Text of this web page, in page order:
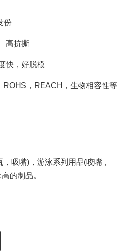
份
高抗撕
快，好脱模
ROHS，REACH，生物相容性等
吸嘴)，游泳系列用品(咬嘴，
的制品。